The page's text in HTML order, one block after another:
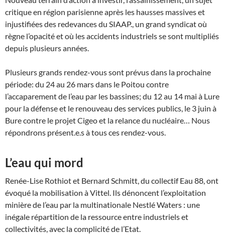
critique en région parisienne après les hausses massives et
injustifiées des redevances du SIAAP., un grand syndicat où
règne l’opacité et où les accidents industriels se sont multipliés
depuis plusieurs années.
Plusieurs grands rendez-vous sont prévus dans la prochaine
période: du 24 au 26 mars dans le Poitou contre
l’accaparement de l’eau par les bassines; du 12 au 14 mai à Lure
pour la défense et le renouveau des services publics, le 3 juin à
Bure contre le projet Cigeo et la relance du nucléaire… Nous
répondrons présent.e.s à tous ces rendez-vous.
L’eau qui mord
Renée-Lise Rothiot et Bernard Schmitt, du collectif Eau 88, ont
évoqué la mobilisation à Vittel. Ils dénoncent l’exploitation
minière de l’eau par la multinationale Nestlé Waters : une
inégale répartition de la ressource entre industriels et
collectivités, avec la complicité de l’Etat.